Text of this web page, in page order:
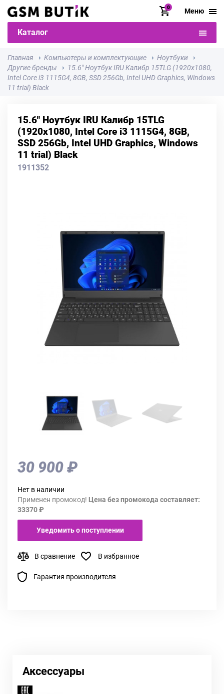
0 Меню
Каталог
Главная Компьютеры и комплектующие
Ноутбуки
Другие бренды
15.6" Ноутбук IRU Калибр 15TLG (1920x1080,
Intel Core i3 1115G4, 8GB, SSD 256Gb, Intel UHD Graphics, Windows
11 trial) Black
15.6" Ноутбук IRU Калибр 15TLG
(1920x1080, Intel Core i3 1115G4, 8GB,
SSD 256Gb, Intel UHD Graphics, Windows
11 trial) Black
1911352
30 900 ₽
Нет в наличии
Применен промокод! Цена без промокода составляет:
33370 ₽
Уведомить о поступлении
В сравнение В избранное
Гарантия производителя
Аксессуары